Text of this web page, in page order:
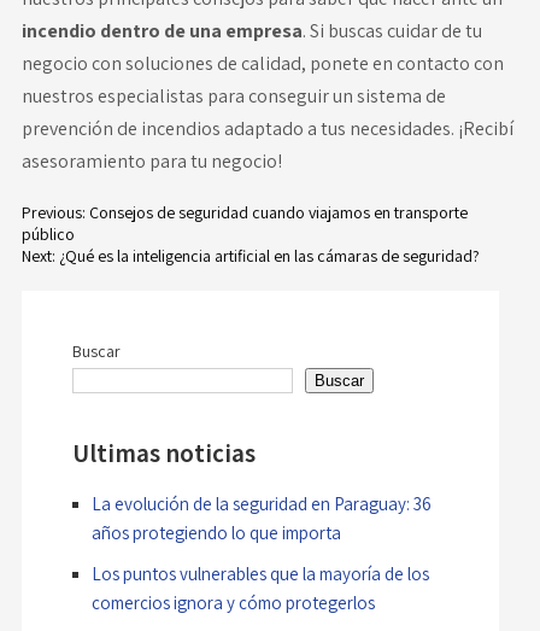
incendio dentro de una empresa. Si buscas cuidar de tu
negocio con soluciones de calidad, ponete en contacto con
nuestros especialistas para conseguir un sistema de
prevención de incendios adaptado a tus necesidades. ¡Recibí
asesoramiento para tu negocio!
Navegación
entradas
Previous: Consejos de seguridad cuando viajamos en transporte
público
Next: ¿Qué es la inteligencia artificial en las cámaras de seguridad?
Buscar
Buscar
Ultimas noticias
La evolución de la seguridad en Paraguay: 36
años protegiendo lo que importa
Los puntos vulnerables que la mayoría de los
comercios ignora y cómo protegerlos